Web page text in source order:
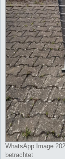
WhatsApp Image
betrachtet